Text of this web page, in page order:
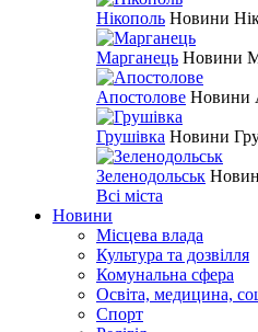
Нікополь Новини
Марганець Новини
Апостолове Новини
Грушівка Новини
Зеленодольськ
Всі міста
Новини
Місцева влада
Культура та дозвілля
Комунальна сфера
Освіта, медицина,
Спорт